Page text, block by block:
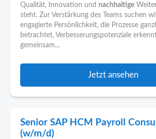
Qualität, Innovation und nachhaltige
steht. Zur Verstärkung des Teams suchen
engagierte Persönlichkeit, die Prozesse
betrachtet, Verbesserungspotenziale
gemeinsam...
Jetzt ansehen
Senior SAP HCM Payroll
(w/m/d)